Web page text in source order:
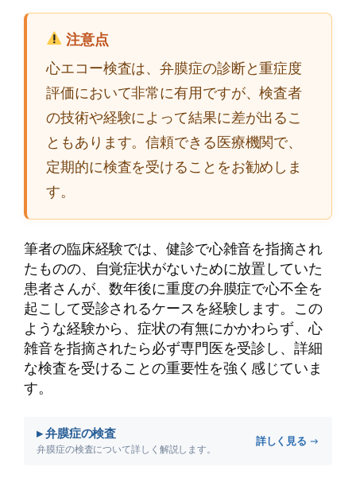
注意点
心エコー検査は、弁膜症の診断と重症度
評価において非常に有用ですが、検査者
の技術や経験によって結果に差が出るこ
ともあります。信頼できる医療機関で、
定期的に検査を受けることをお勧めしま
す。
筆者の臨床経験では、健診で心雑音を指摘され
たものの、自覚症状がないために放置していた
患者さんが、数年後に重度の弁膜症で心不全を
起こして受診されるケースを経験します。この
ような経験から、症状の有無にかかわらず、心
雑音を指摘されたら必ず専門医を受診し、詳細
な検査を受けることの重要性を強く感じていま
す。
▸ 弁膜症の検査
弁膜症の検査について詳しく解説します。
詳しく見る →